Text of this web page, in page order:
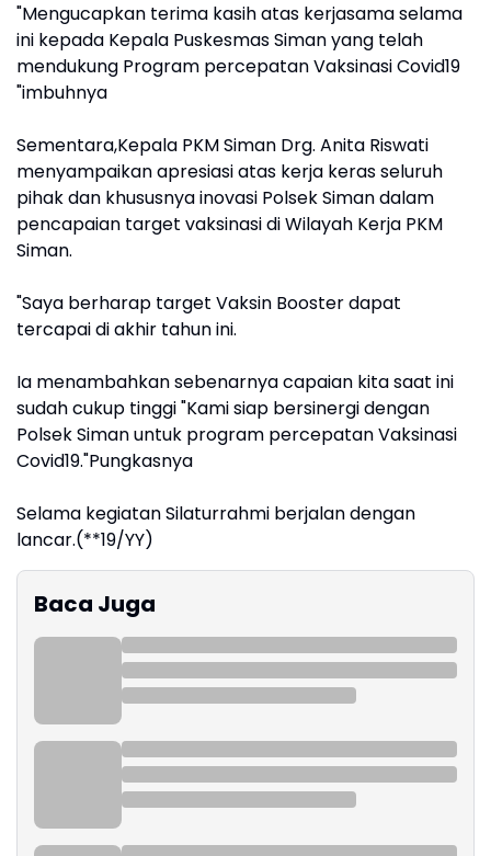
"Mengucapkan terima kasih atas kerjasama selama
ini kepada Kepala Puskesmas Siman yang telah
mendukung Program percepatan Vaksinasi Covid19
"imbuhnya
Sementara,Kepala PKM Siman Drg. Anita Riswati
menyampaikan apresiasi atas kerja keras seluruh
pihak dan khususnya inovasi Polsek Siman dalam
pencapaian target vaksinasi di Wilayah Kerja PKM
Siman.
"Saya berharap target Vaksin Booster dapat
tercapai di akhir tahun ini.
Ia menambahkan sebenarnya capaian kita saat ini
sudah cukup tinggi "Kami siap bersinergi dengan
Polsek Siman untuk program percepatan Vaksinasi
Covid19."Pungkasnya
Selama kegiatan Silaturrahmi berjalan dengan
lancar.(**19/YY)
Baca Juga